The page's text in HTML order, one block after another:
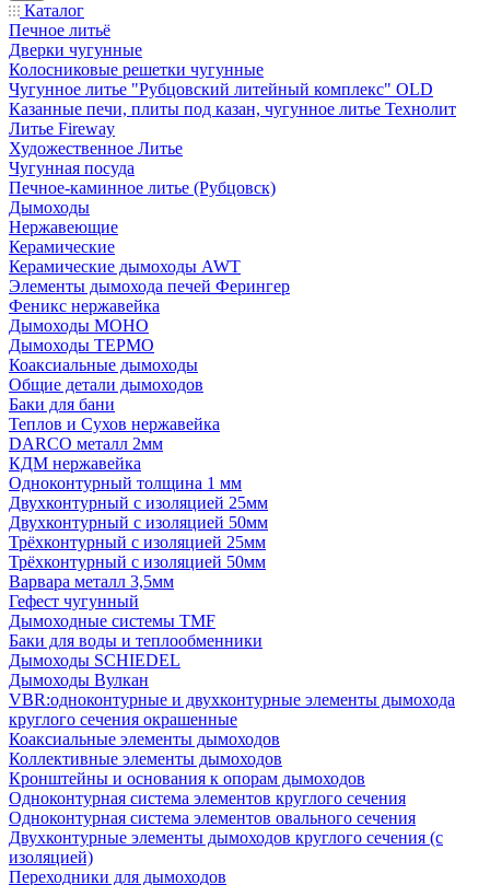
Каталог
Печное литьё
Дверки чугунные
Колосниковые решетки чугунные
Чугунное литье "Рубцовский литейный комплекс" OLD
Казанные печи, плиты под казан, чугунное литье Технолит
Литье Fireway
Художественное Литье
Чугунная посуда
Печное-каминное литье (Рубцовск)
Дымоходы
Нержавеющие
Керамические
Керамические дымоходы AWT
Элементы дымохода печей Ферингер
Феникс нержавейка
Дымоходы МОНО
Дымоходы ТЕРМО
Коаксиальные дымоходы
Общие детали дымоходов
Баки для бани
Теплов и Сухов нержавейка
DARCO металл 2мм
КДМ нержавейка
Одноконтурный толщина 1 мм
Двухконтурный с изоляцией 25мм
Двухконтурный с изоляцией 50мм
Трёхконтурный с изоляцией 25мм
Трёхконтурный с изоляцией 50мм
Варвара металл 3,5мм
Гефест чугунный
Дымоходные системы TMF
Баки для воды и теплообменники
Дымоходы SCHIEDEL
Дымоходы Вулкан
VBR:одноконтурные и двухконтурные элементы дымохода
круглого сечения окрашенные
Коаксиальные элементы дымоходов
Коллективные элементы дымоходов
Кронштейны и основания к опорам дымоходов
Одноконтурная система элементов круглого сечения
Одноконтурная система элементов овального сечения
Двухконтурные элементы дымоходов круглого сечения (с
изоляцией)
Переходники для дымоходов